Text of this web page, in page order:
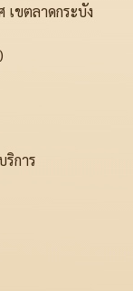
เขตลาดกระบัง
ริการ